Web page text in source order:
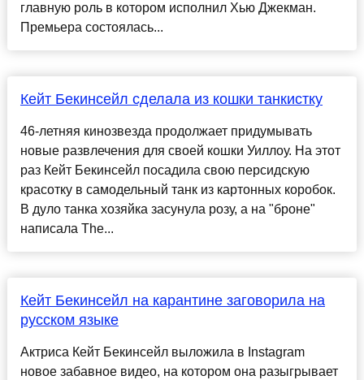
главную роль в котором исполнил Хью Джекман.
Премьера состоялась...
Кейт Бекинсейл сделала из кошки танкистку
46-летняя кинозвезда продолжает придумывать
новые развлечения для своей кошки Уиллоу. На этот
раз Кейт Бекинсейл посадила свою персидскую
красотку в самодельный танк из картонных коробок.
В дуло танка хозяйка засунула розу, а на "броне"
написала The...
Кейт Бекинсейл на карантине заговорила на
русском языке
Актриса Кейт Бекинсейл выложила в Instagram
новое забавное видео, на котором она разыгрывает